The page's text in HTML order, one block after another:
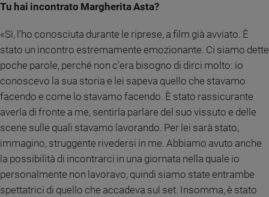
Bioetica
Vai
Riflessioni
Foto
Video
Podcast
Tu hai incontrato Margherita Asta?
«Sì, l’ho conosciuta durante le riprese, a film già avviato. È
stato un incontro estremamente emozionante. Ci siamo dette
poche parole, perché non c’era bisogno di dirci molto: io
conoscevo la sua storia e lei sapeva quello che stavamo
facendo e come lo stavamo facendo. È stato rassicurante
averla di fronte a me, sentirla parlare del suo vissuto e delle
scene sulle quali stavamo lavorando. Per lei sarà stato,
immagino, struggente rivedersi in me. Abbiamo avuto anche
la possibilità di incontrarci in una giornata nella quale io
personalmente non lavoravo, quindi siamo state entrambe
spettatrici di quello che accadeva sul set. Insomma, è stato